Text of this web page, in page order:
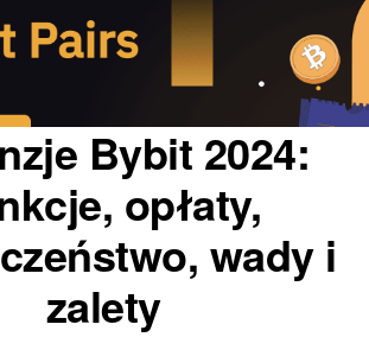
Bybit 2024:
opłaty,
wady i
zalety